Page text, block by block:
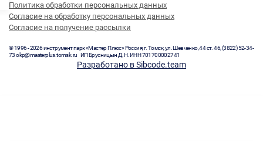
Политика обработки персональных данных
Согласие на обработку персональных данных
Согласие на получение рассылки
© 1996 - 2026 инструмент парк «Мастер Плюс» Россия, г. Томск, ул. Шевченко, 44 ст. 46, (3822) 52-34-
73 okp@masterplus.tomsk.ru ИП Брусницын Д.Н. ИНН 701700002741
Разработано в Sibcode.team